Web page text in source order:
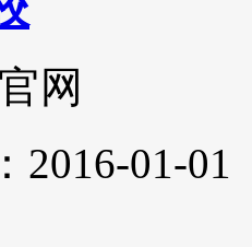
网
2016-01-01